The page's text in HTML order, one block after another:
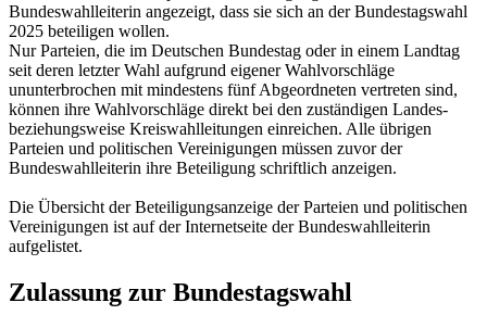
Bundeswahlleiterin angezeigt, dass sie sich an der Bundestagswahl
2025 beteiligen wollen.
Nur Parteien, die im Deutschen Bundestag oder in einem Landtag
seit deren letzter Wahl aufgrund eigener Wahlvorschläge
ununterbrochen mit mindestens fünf Abgeordneten vertreten sind,
können ihre Wahlvorschläge direkt bei den zuständigen Landes-
beziehungsweise Kreiswahlleitungen einreichen. Alle übrigen
Parteien und politischen Vereinigungen müssen zuvor der
Bundeswahlleiterin ihre Beteiligung schriftlich anzeigen.
Die Übersicht der Beteiligungsanzeige der Parteien und politischen
Vereinigungen ist auf der Internetseite der Bundeswahlleiterin
aufgelistet.
Zulassung zur Bundestagswahl